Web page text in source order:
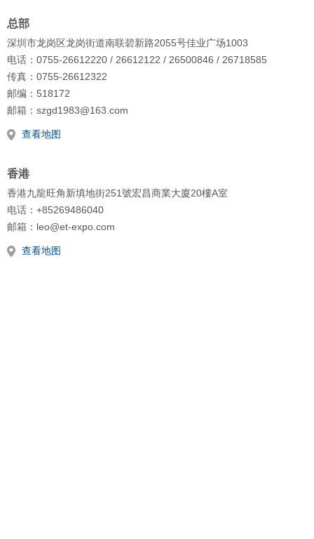
总部
深圳市龙岗区龙岗街道南联碧新路2055号佳业广场1003
电话：0755-26612220 / 26612122 / 26500846 / 26718585
传真：0755-26612322
邮编：518172
邮箱：szgd1983@163.com
查看地图
香港
香港九龍旺角新填地街251號宏昌商業大廈20樓A室
电话：+85269486040
邮箱：leo@et-expo.com
查看地图